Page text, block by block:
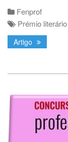
Fenprof
Prémio literário
Artigo